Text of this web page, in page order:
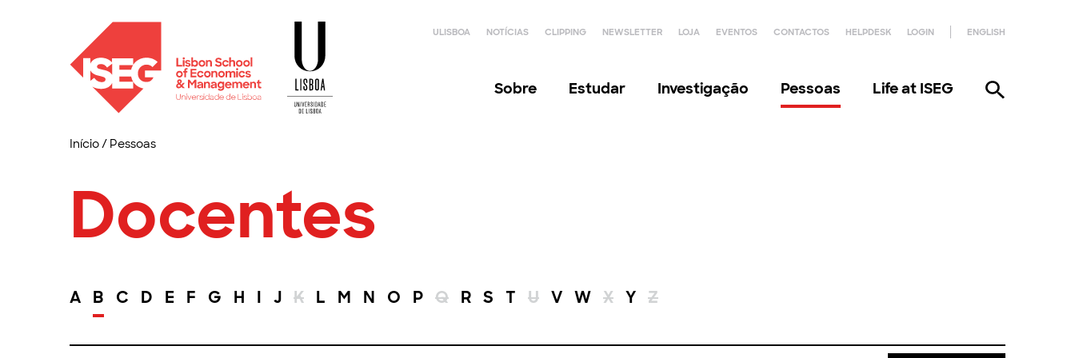
ULISBOA NOTÍCIAS CLIPPING NEWSLETTER LOJA EVENTOS CONTACTOS HELPDESK LOGIN ENGLISH
Sobre Estudar Investigação Pessoas Life at ISEG
Início/ Pessoas
Docentes
A B C D E F G H I J K L M N O P Q R S T U V W X Y Z